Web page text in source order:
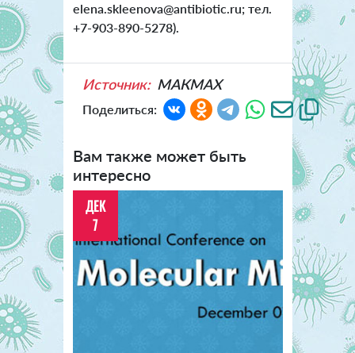
elena.skleenova@antibiotic.ru; тел.
+7-903-890-5278).
Источник: МАКМАХ
Поделиться:
Вам также может быть
интересно
ДЕК
7